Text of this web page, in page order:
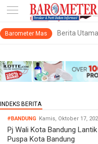
-->
Barometer Mas Berita Utama
#BANDUNG Kamis, Oktober 17,
Pj Wali Kota Bandung
Puspa Kota Bandung